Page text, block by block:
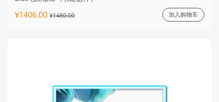
¥1406.00 ¥1480.00 加入购物车